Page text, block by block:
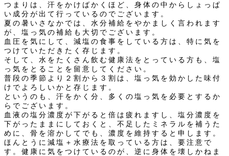
つまりは、汗をかけばかくほど、身体の中からしょっぱ
い成分が出て行っているのでございます。
夏の暑いさなかでは、水分補給をやかましく言われます
が、塩っ気の補給も大切でございます。
血圧を気にして、減塩の食事をしている方は、特に気を
つけていただきたく存じます。
そして、水をたくさん飲む健康法をとっている方も、塩
っ気をとることを留意してください。
普段の季節より２割から３割は、塩っ気を効かした味付
けでよろしいかと存じます。
というのも、汗をかく分、多くの塩っ気を必要とするか
らでございます。
血液の塩分濃度が下がると倍は疲れますし、塩分濃度を
下がったままにしておくと、不足したミネラルを補うた
めに、骨を溶かしてでも、濃度を維持すると申します。
ほんとうに減塩＋水療法を取っている方は、要注意で
す。健康に気をつけているのが、逆に身体を壊しかねま